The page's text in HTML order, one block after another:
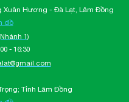
Hương - Đà Lạt, Lâm Đồng
đồ
1)
- 16:30
Tỉnh Lâm Đồng